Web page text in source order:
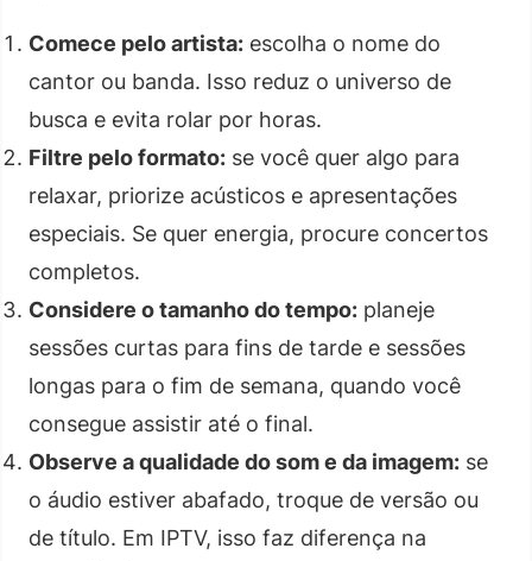
Comece pelo artista: escolha o nome do
cantor ou banda. Isso reduz o universo de
busca e evita rolar por horas.
Filtre pelo formato: se você quer algo para
relaxar, priorize acústicos e apresentações
especiais. Se quer energia, procure concertos
completos.
Considere o tamanho do tempo: planeje
sessões curtas para fins de tarde e sessões
longas para o fim de semana, quando você
consegue assistir até o final.
Observe a qualidade do som e da imagem: se
o áudio estiver abafado, troque de versão ou
de título. Em IPTV, isso faz diferença na